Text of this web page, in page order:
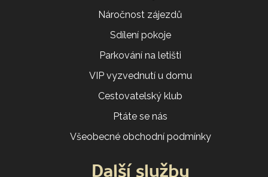
Náročnost zájezdů
Sdílení pokoje
Parkování na letišti
VIP vyzvednutí u domu
Cestovatelský klub
Ptáte se nás
Všeobecné obchodní podmínky
Další služby